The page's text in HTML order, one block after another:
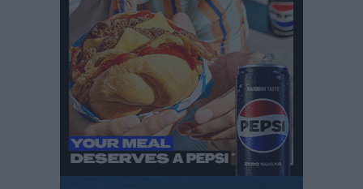
Ο γεωεντοπισμός μέσω 112 «έσωσε» Δανό περιπατητή
στη Ρόδο
Τοπικές Ειδήσεις• πριν 12 ώρες
Σύμη: Ανασύρθηκε σορός άνδρα – Εξετάζεται αν είναι
ο 8ος Γερμανός που αγνοούνταν μετά την παράσυρσή
ιστιοφόρου
Τοπικές Ειδήσεις• πριν 12 ώρες